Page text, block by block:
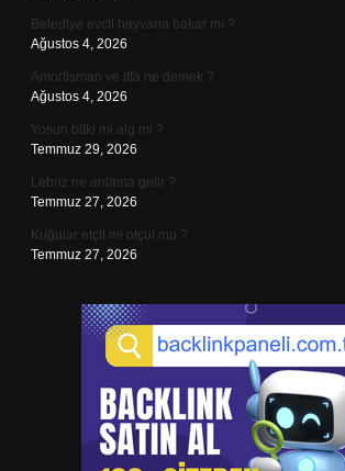
Belediye evcil hayvana bakar mı ?
Ağustos 4, 2026
Amortisman ve itfa ne demek ?
Ağustos 4, 2026
Yosun bitki mi alg mi ?
Temmuz 29, 2026
Lebriz ne anlama gelir ?
Temmuz 27, 2026
Kuğular etçil mi otçul mu ?
Temmuz 27, 2026